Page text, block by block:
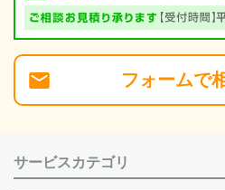
フォームで
サービスカテゴリ